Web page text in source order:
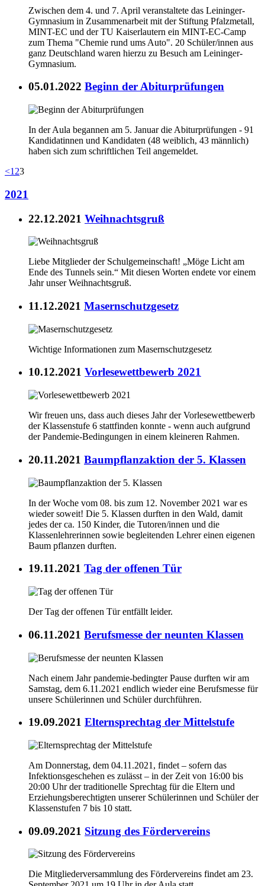
Zwischen dem 4. und 7. April veranstaltete das Leininger-
Gymnasium in Zusammenarbeit mit der Stiftung Pfalzmetall,
MINT-EC und der TU Kaiserlautern ein MINT-EC-Camp
zum Thema "Chemie rund ums Auto". 20 Schüler/innen aus
ganz Deutschland waren hierzu zu Besuch am Leininger-
Gymnasium.
05.01.2022 Beginn der Abiturprüfungen
In der Aula begannen am 5. Januar die Abiturprüfungen - 91
Kandidatinnen und Kandidaten (48 weiblich, 43 männlich)
haben sich zum schriftlichen Teil angemeldet.
<1 23
2021
22.12.2021 Weihnachtsgruß
Liebe Mitglieder der Schulgemeinschaft! „Möge Licht am
Ende des Tunnels sein.“ Mit diesen Worten endete vor einem
Jahr unser Weihnachtsgruß.
11.12.2021 Masernschutzgesetz
Wichtige Informationen zum Masernschutzgesetz
10.12.2021 Vorlesewettbewerb 2021
Wir freuen uns, dass auch dieses Jahr der Vorlesewettbewerb
der Klassenstufe 6 stattfinden konnte - wenn auch aufgrund
der Pandemie-Bedingungen in einem kleineren Rahmen.
20.11.2021 Baumpflanzaktion der 5. Klassen
In der Woche vom 08. bis zum 12. November 2021 war es
wieder soweit! Die 5. Klassen durften in den Wald, damit
jedes der ca. 150 Kinder, die Tutoren/innen und die
Klassenlehrerinnen sowie begleitenden Lehrer einen eigenen
Baum pflanzen durften.
19.11.2021 Tag der offenen Tür
Der Tag der offenen Tür entfällt leider.
06.11.2021 Berufsmesse der neunten Klassen
Nach einem Jahr pandemie-bedingter Pause durften wir am
Samstag, dem 6.11.2021 endlich wieder eine Berufsmesse für
unsere Schülerinnen und Schüler durchführen.
19.09.2021 Elternsprechtag der Mittelstufe
Am Donnerstag, dem 04.11.2021, findet – sofern das
Infektionsgeschehen es zulässt – in der Zeit von 16:00 bis
20:00 Uhr der traditionelle Sprechtag für die Eltern und
Erziehungsberechtigten unserer Schülerinnen und Schüler der
Klassenstufen 7 bis 10 statt.
09.09.2021 Sitzung des Fördervereins
Die Mitgliederversammlung des Fördervereins findet am 23.